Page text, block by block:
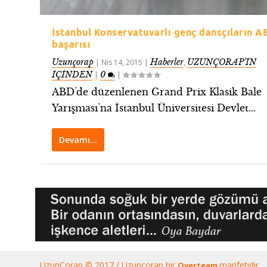
İstanbul Konservatuvarlı genç dansçıların
başarısı
Uzunçorap | Nis 14, 2015 |Haberler, UZUNÇORAP’IN
İÇİNDEN| 0 |
ABD’de düzenlenen Grand Prix Klasik Bale
Yarışması’na İstanbul Üniversitesi Devlet...
Devamı…
UzunÇorap © 2017 / Uzunçorap bir marifetidir.